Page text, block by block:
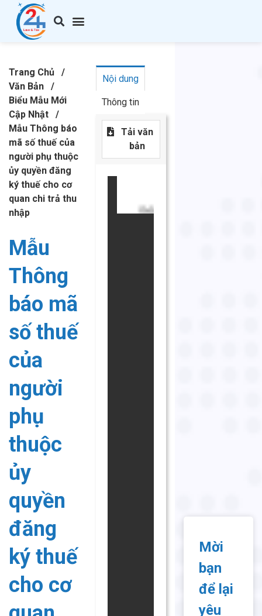
Trang Chủ
/
Văn Bản
/
Biểu Mẫu Mới
Cập Nhật
/
Mẫu Thông báo
mã số thuế của
người phụ thuộc
ủy quyền đăng
ký thuế cho cơ
quan chi trả thu
nhập
Mẫu
Thông
báo mã
số thuế
của
người
phụ
thuộc
ủy
quyền
đăng
ký thuế
cho cơ
Nội dung
Thông tin
Tải văn
bản
Mời
bạn
để lại
yêu